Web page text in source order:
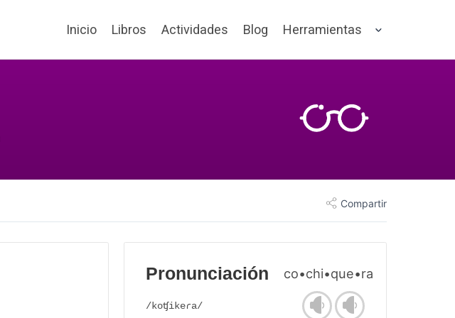
Inicio Libros Actividades Blog Herramientas
Compartir
Pronunciación co•chi•que•ra
/koʧikeɾa/